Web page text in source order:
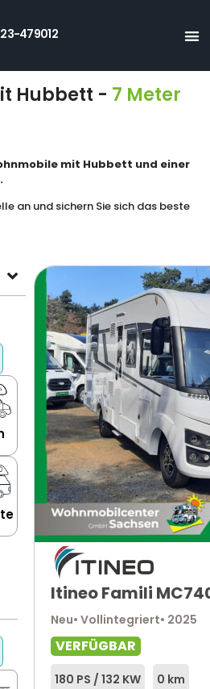
479012Kaufen
Hubbett - 7 Meter
mit Hubbett und einer
an und sichern Sie sich das beste
Itineo Famili
Neu• Vollintegriert• 2025
VERFÜGBAR
180 PS / 132 KW 0 km